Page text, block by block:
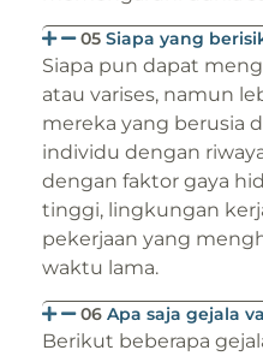
05 Siapa yang
Siapa pun dapat
atau varises, namun
mereka yang berusia
individu dengan
dengan faktor gaya
tinggi, lingkungan
pekerjaan yang
waktu lama.
06 Apa saja gejala
Berikut beberapa